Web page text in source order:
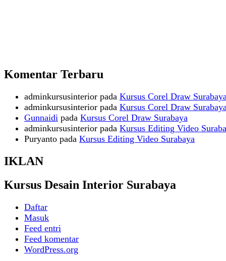
Komentar Terbaru
adminkursusinterior pada Kursus Corel Draw
adminkursusinterior pada Kursus Corel Draw
Gunnaidi pada Kursus Corel Draw Surabaya
adminkursusinterior pada Kursus Editing Video
Puryanto pada Kursus Editing Video Surabaya
IKLAN
Kursus Desain Interior Surabaya
Daftar
Masuk
Feed entri
Feed komentar
WordPress.org